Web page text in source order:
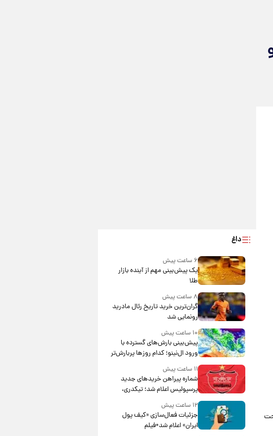
داغ
۶ ساعت پیش
یک پیش‌بینی مهم از آینده بازار
طلا
۸ ساعت پیش
گران‌ترین خرید تاریخ رئال مادرید
رونمایی شد
۱۰ ساعت پیش
پیش‌بینی بارش‌های گسترده با
ورود ال‌نینو؛ کدام روزها پربارش‌تر
خواهند بود؟
۱۱ ساعت پیش
شماره پیراهن خریدهای جدید
پرسپولیس اعلام شد؛ تیکدری،
محبی و سرگیف با اعداد ویژه
۱۲ ساعت پیش
جزئیات فعال‌سازی «کیف پول
ایران» اعلام شد+فیلم